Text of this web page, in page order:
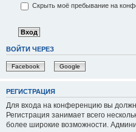
Скрыть моё пребывание на
ВОЙТИ ЧЕРЕЗ
Facebook Google
РЕГИСТРАЦИЯ
Для входа на конференцию вы
Регистрация занимает всего
более широкие возможности.